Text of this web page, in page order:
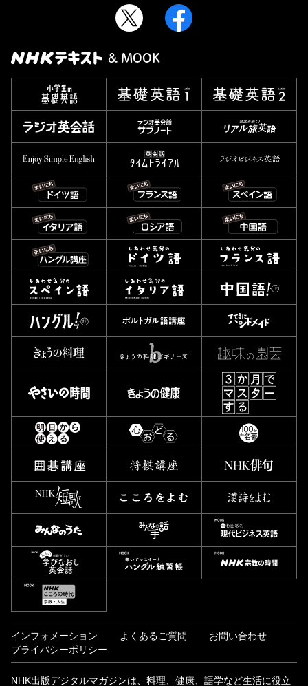
& MOOK
インフォメーション よくあるご質問
お問い合わせ
プライバシーポリシー
NHK出版デジタルマガジンは、料理、健康、語学など生活に役立